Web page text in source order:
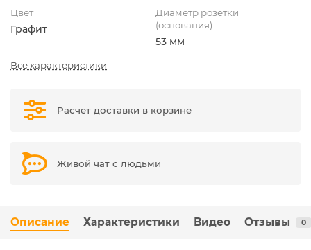
Цвет
Графит
Диаметр розетки
(основания)
53 мм
Все характеристики
Расчет доставки в корзине
Живой чат с людьми
Описание Характеристики Видео Отзывы 0